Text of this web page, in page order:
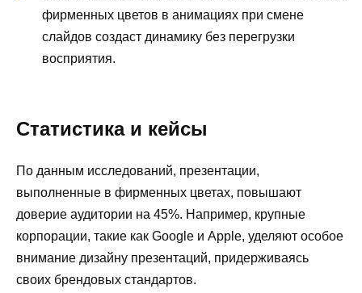
фирменных цветов в анимациях при смене
слайдов создаст динамику без перегрузки
восприятия.
Статистика и кейсы
По данным исследований, презентации,
выполненные в фирменных цветах, повышают
доверие аудитории на 45%. Например, крупные
корпорации, такие как Google и Apple, уделяют особое
внимание дизайну презентаций, придерживаясь
своих брендовых стандартов.